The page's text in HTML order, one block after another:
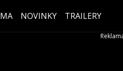
NOVINKY TRAILERY